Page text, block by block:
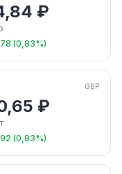
₽
(0,83%)
GBP
₽
(0,83%)